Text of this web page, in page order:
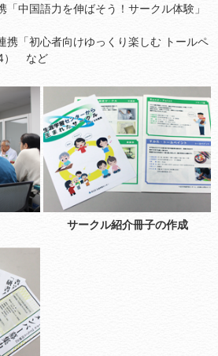
中国語力を伸ばそう！サークル体験」
携「初心者向けゆっくり楽しむ トールペ
） など
サークル紹介冊子の作成